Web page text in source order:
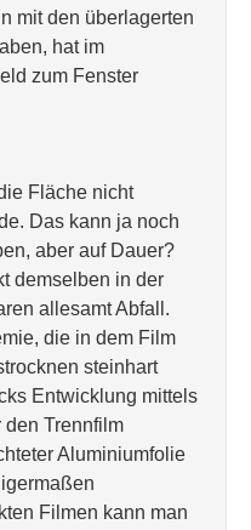
mit den überlagerten
hat im
zum Fenster
Fläche nicht
Das kann ja noch
aber auf Dauer?
demselben in der
allesamt Abfall.
die in dem Film
steinhart
Entwicklung mittels
den Trennfilm
Aluminiumfolie
Filmen kann man